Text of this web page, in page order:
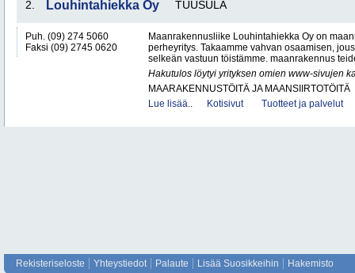
2. Louhintahiekka Oy TUUSULA
Puh. (09) 274 5060
Faksi (09) 2745 0620
Maanrakennusliike Louhintahiekka Oy on
perheyritys. Takaamme vahvan osaamisen,
selkeän vastuun töistämme. maanrakennus
Hakutulos löytyi yrityksen omien www-sivujen
MAARAKENNUSTÖITÄ JA MAANSIIRTOTÖITÄ
Lue lisää..
Kotisivut Tuotteet ja palvelut
Rekisteriseloste Yhteystiedot Palaute Lisää Suosikkeihin Hakemisto